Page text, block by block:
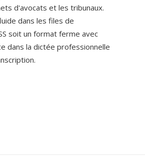
d'avocats et les tribunaux.
dans les files de
soit un format ferme avec
dans la dictée professionnelle